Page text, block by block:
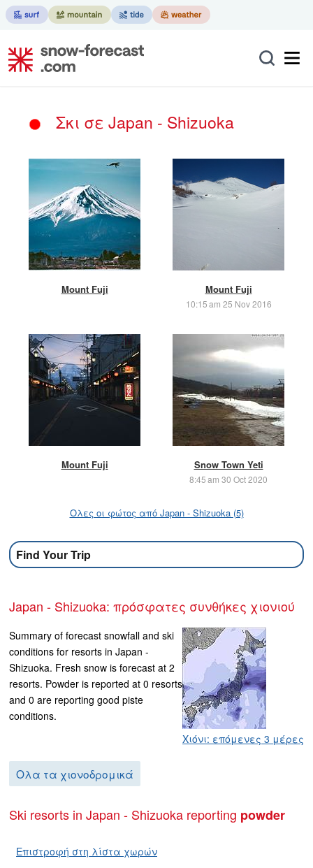
Σκι σε Japan - Shizuoka
Mount Fuji Mount Fuji
10:15 am 25 Nov 2016
Mount Fuji Snow Town Yeti
8:45 am 30 Oct 2020
Ολες οι φώτος από Japan - Shizuoka (5)
Find Your Trip
Japan - Shizuoka: πρόσφατες συνθήκες χιονιού
Χιόνι: επόμενες 3 μέρες
Summary of forecast snowfall and ski
conditions for resorts in Japan -
Shizuoka. Fresh snow is forecast at 2
resorts. Powder is reported at 0 resorts
and 0 are reporting good piste
conditions.
Ολα τα χιονοδρομικά
Ski resorts in Japan - Shizuoka reporting powder
Επιστροφή στη λίστα χωρών